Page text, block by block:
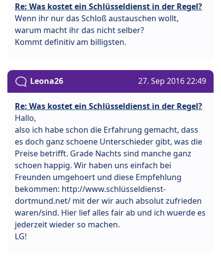
Re: Was kostet ein Schlüsseldienst in der Regel?
Wenn ihr nur das Schloß austauschen wollt,
warum macht ihr das nicht selber?
Kommt definitiv am billigsten.
Leona26 27. Sep 2016 22:49
Re: Was kostet ein Schlüsseldienst in der Regel?
Hallo,
also ich habe schon die Erfahrung gemacht, dass
es doch ganz schoene Unterschieder gibt, was die
Preise betrifft. Grade Nachts sind manche ganz
schoen happig. Wir haben uns einfach bei
Freunden umgehoert und diese Empfehlung
bekommen: http://www.schlüsseldienst-
dortmund.net/ mit der wir auch absolut zufrieden
waren/sind. Hier lief alles fair ab und ich wuerde es
jederzeit wieder so machen.
LG!